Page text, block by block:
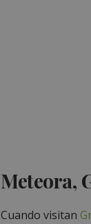
Meteora,
Cuando visitan